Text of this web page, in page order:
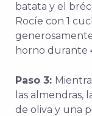
batata y el
Rocíe con 1
horno durante
Paso 3:
las almendras,
de oliva y una